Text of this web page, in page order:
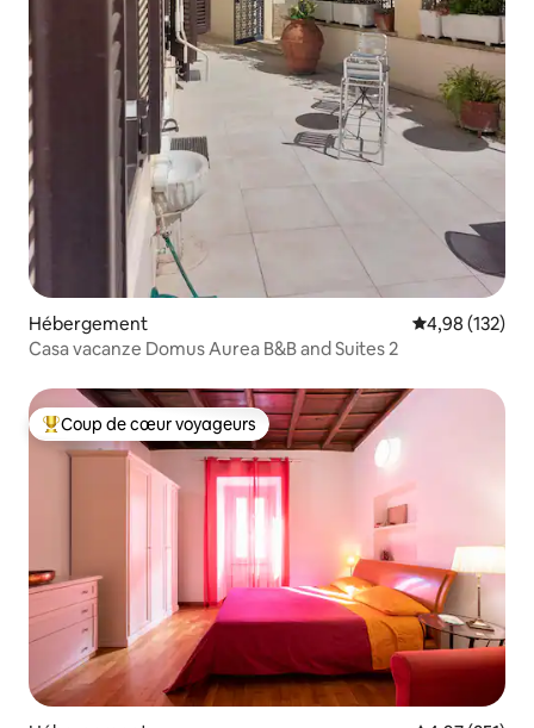
Hébergement Évaluation
4,98 (132)
Casa vacanze Domus Aurea B&B and Suites 2
Coups de cœur voyageurs les plus appréciés
Coup de cœur voyageurs